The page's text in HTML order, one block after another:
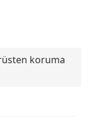
koruma